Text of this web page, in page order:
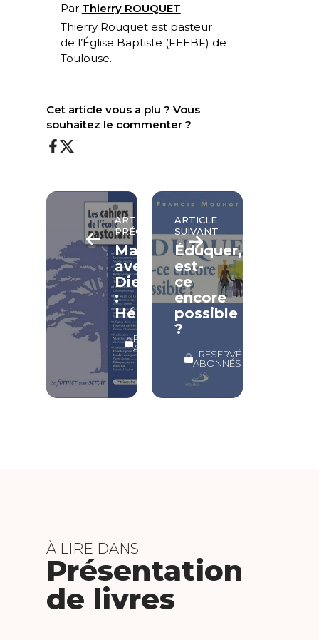
Par Thierry ROUQUET
Thierry Rouquet est pasteur
de l’Église Baptiste (FEEBF) de
Toulouse.
Cet article vous a plu ? Vous
souhaitez le commenter ?
ARTICLE
PRÉCÉDENT
Marcher
avec
Dieu
:
Hénoc
RÉSERVÉ
ABONNÉS
ARTICLE
SUIVANT
Éduquer,
est-
ce
encore
possible
?
RÉSERVÉ
ABONNÉS
À LIRE DANS
Présentation
de livres